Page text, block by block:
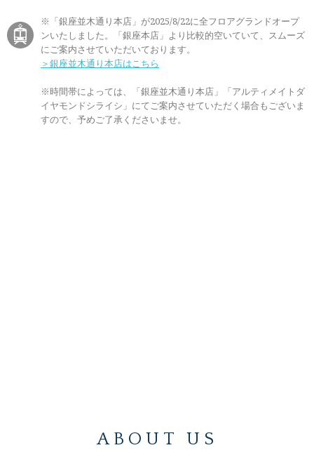
※「銀座並木通り本店」が2025/8/22に全フロアグランドオープ
ンいたしました。「銀座本店」より比較的空いていて、スムーズ
にご案内させていただいております。
＞銀座並木通り本店はこちら
※時間帯によっては、「銀座並木通り本店」「アルティメイトダ
イヤモンドシライシ」にてご案内させていただく場合もございま
すので、予めご了承くださいませ。
ABOUT US